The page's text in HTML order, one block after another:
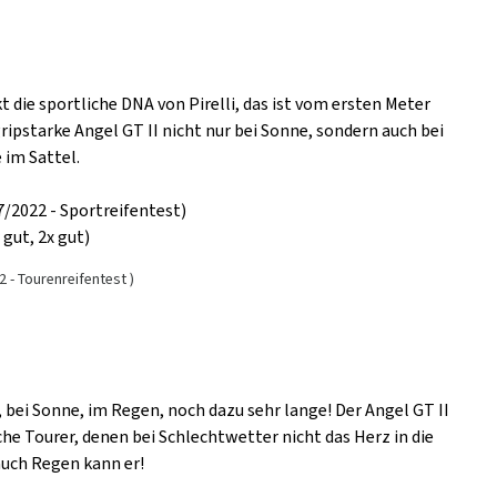
die sportliche DNA von Pirelli, das ist vom ersten Meter
Angel GT II nicht nur bei Sonne, sondern auch bei
im Sattel.
2022 - Sportreifentest)
2x gut)
- Tourenreifentest )
Sonne, im Regen, noch dazu sehr lange! Der Angel GT II
Tourer, denen bei Schlechtwetter nicht das Herz in die
Regen kann er!